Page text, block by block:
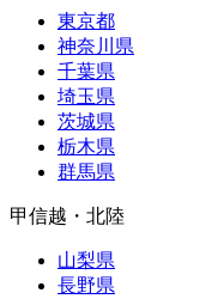
東京都
神奈川県
千葉県
埼玉県
茨城県
栃木県
群馬県
甲信越・北陸
山梨県
長野県